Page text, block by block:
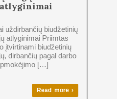
uždirbančių biudžetinių
atlyginimai Priimtas
įtvirtinami biudžetinių
dirbančių pagal darbo
[…]
Read more ›